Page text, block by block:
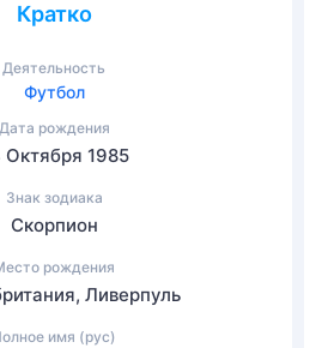
Кратко
Деятельность
Футбол
Дата рождения
Октября 1985
Знак зодиака
Скорпион
рождения
Ливерпуль
имя (рус)